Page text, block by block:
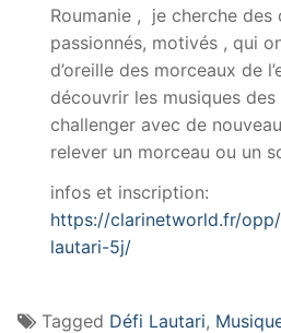
Roumanie , je cherche des
passionnés, motivés , qui
d’oreille des morceaux de
découvrir les musiques
challenger avec de
relever un morceau ou un
infos et inscription:
https://clarinetworld.fr/
lautari-5j/
Tagged Défi Lautari,